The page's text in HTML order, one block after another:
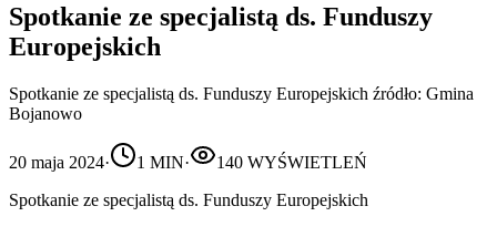
Spotkanie ze specjalistą ds. Funduszy
Europejskich
Spotkanie ze specjalistą ds. Funduszy Europejskich źródło: Gmina
Bojanowo
20 maja 2024· 1 MIN· 140 WYŚWIETLEŃ
Spotkanie ze specjalistą ds. Funduszy Europejskich